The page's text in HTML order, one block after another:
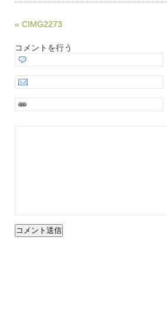
« CIMG2273
コメントを行う